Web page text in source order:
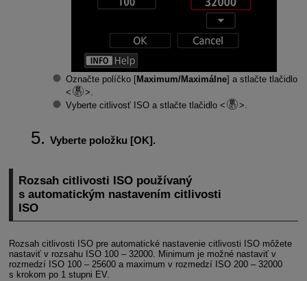
Označte políčko [Maximum/Maximálne] a stlačte tlačidlo
Vyberte citlivosť ISO a stlačte tlačidlo
Vyberte položku [OK].
Rozsah citlivosti ISO používaný
s automatickým nastavením citlivosti
ISO
Rozsah citlivosti ISO pre automatické nastavenie citlivosti ISO môžete
nastaviť v rozsahu ISO 100 ‒ 32000. Minimum je možné nastaviť v
rozmedzí ISO 100 – 25600 a maximum v rozmedzí ISO 200 – 32000
s krokom po 1 stupni EV.